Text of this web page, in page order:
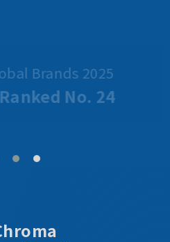
器電源測試應用
/ BBU Testing